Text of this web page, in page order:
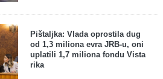
Pištaljka: Vlada oprostila dug
od 1,3 miliona evra JRB-u, oni
uplatili 1,7 miliona fondu Vista
rika